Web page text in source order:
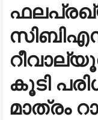
കൂടി
മാത്രം